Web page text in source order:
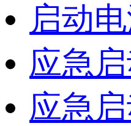
启动
应急
应急